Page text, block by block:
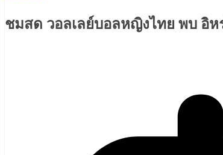
ชมสด วอลเลย์บอลหญิงไทย พบ อิห